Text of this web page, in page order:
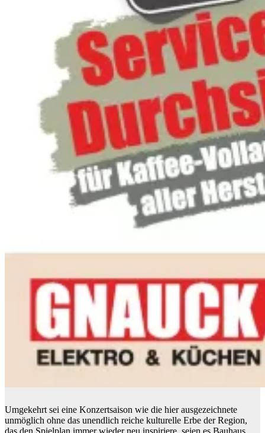
Umgekehrt sei eine Konzertsaison wie die hier ausgezeichnete
unmöglich ohne das unendlich reiche kulturelle Erbe der Region,